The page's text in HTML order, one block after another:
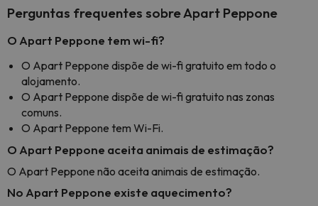
Perguntas frequentes sobre Apart Peppone
O Apart Peppone tem wi-fi?
O Apart Peppone dispõe de wi-fi gratuito em todo o
alojamento.
O Apart Peppone dispõe de wi-fi gratuito nas zonas
comuns.
O Apart Peppone tem Wi-Fi.
O Apart Peppone aceita animais de estimação?
O Apart Peppone não aceita animais de estimação.
No Apart Peppone existe aquecimento?